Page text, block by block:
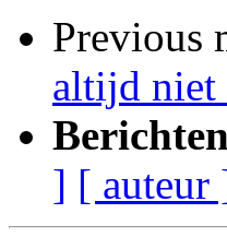
Previous
altijd niet
] [ auteur